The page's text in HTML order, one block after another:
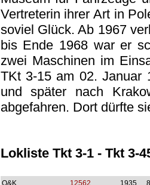
Vertreterin ihrer Art in
soviel Glück. Ab 1967
bis Ende 1968 war er
zwei Maschinen im
TKt 3-15 am 02. Januar
und später nach
abgefahren. Dort dürfte
Lokliste Tkt 3-1 - Tkt 3-
O&K 12562 1935